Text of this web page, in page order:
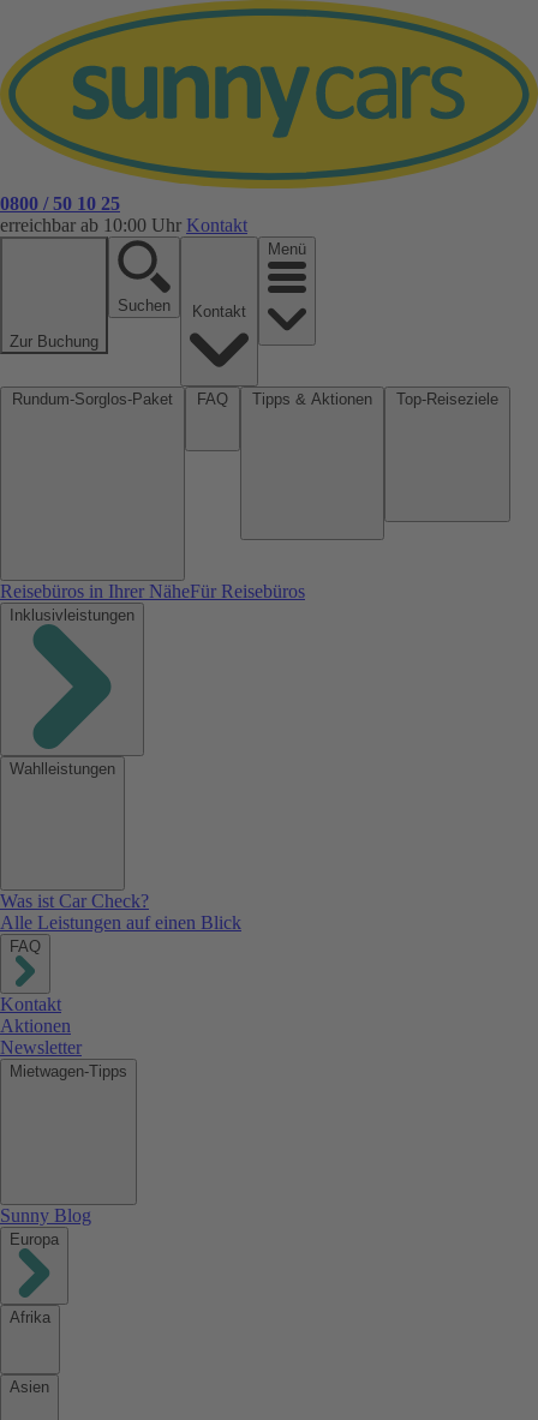
0800 / 50 10 25
erreichbar ab 10:00 Uhr Kontakt
Zur Buchung
Suchen
Menü
Reisebüros in Ihrer NäheFür Reisebüros
Inklusivleistungen
Wahlleistungen
Was ist Car Check?
Alle Leistungen auf einen Blick
FAQ
Kontakt
Aktionen
Newsletter
Mietwagen-Tipps
Sunny Blog
Europa
Afrika
Asien